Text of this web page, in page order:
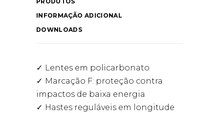
INFORMAÇÃO ADICIONAL
DOWNLOADS
Lentes em policarbonato
Marcação F: proteção contra
impactos de baixa energia
Hastes reguláveis em longitude